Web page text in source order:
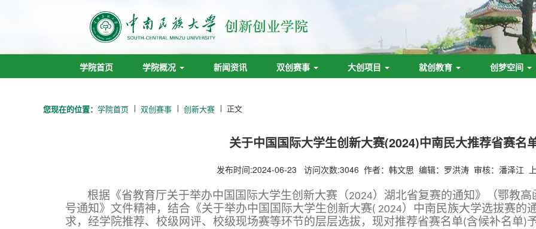
学院首页 学院概况 新闻资讯 双创赛事 大创项目 就创教育 创梦空间
您现在的位置： 学院首页 双创赛事 创新大赛 正文
关于中国国际大学生创新大赛(2024)中南民大推荐省赛名
发布时间:2024-06-23 访问次数:3046 作者：韩文思 编辑：罗洪涛 审核：潘泽江
根据《省教育厅关于举办中国国际大学生创新大赛（2024）湖北省复赛的通知》（鄂教高
号通知》文件精神，结合《关于举办中国国际大学生创新大赛( 2024）中南民族大学选拔赛的
求，经学院推荐、校级网评、校级现场赛等环节的层层选拔，现对推荐省赛名单(含候补名单)